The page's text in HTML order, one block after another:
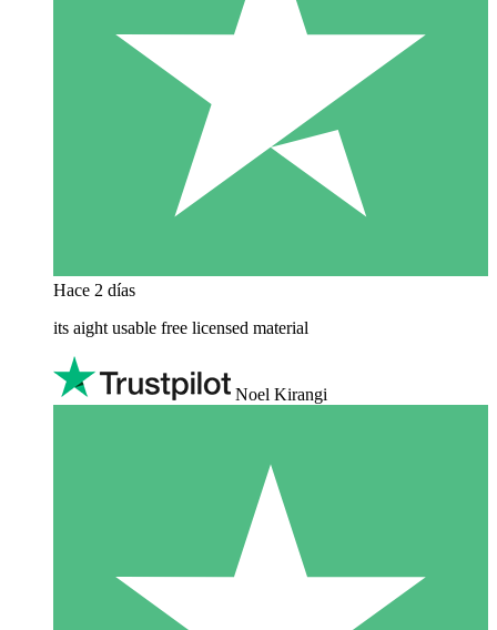
Hace 2 días
its aight usable free licensed material
Noel Kirangi